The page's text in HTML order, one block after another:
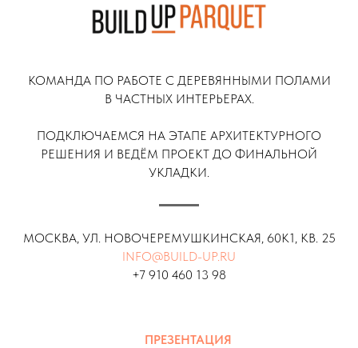
КОМАНДА ПО РАБОТЕ С ДЕРЕВЯННЫМИ ПОЛАМИ
В ЧАСТНЫХ ИНТЕРЬЕРАХ.
ПОДКЛЮЧАЕМСЯ НА ЭТАПЕ АРХИТЕКТУРНОГО
РЕШЕНИЯ И ВЕДЁМ ПРОЕКТ ДО ФИНАЛЬНОЙ
УКЛАДКИ.
МОСКВА, УЛ. НОВОЧЕРЕМУШКИНСКАЯ, 60К1, КВ. 25
INFO@BUILD-UP.RU
+7 910 460 13 98
ПРЕЗЕНТАЦИЯ